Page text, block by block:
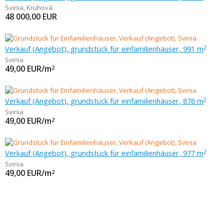
Svinia, Kruhová
48 000,00 EUR
Verkauf (Angebot), grundstück für einfamilienhäuser, 991 m2
Svinia
49,00 EUR/m2
Verkauf (Angebot), grundstück für einfamilienhäuser, 876 m2
Svinia
49,00 EUR/m2
Verkauf (Angebot), grundstück für einfamilienhäuser, 977 m2
Svinia
49,00 EUR/m2